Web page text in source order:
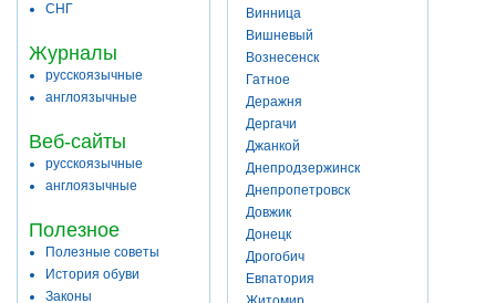
СНГ
Журналы
русскоязычные
англоязычные
Веб-сайты
русскоязычные
англоязычные
Полезное
Полезные советы
История обуви
Законы
Винница
Вишневый
Вознесенск
Гатное
Деражня
Дергачи
Джанкой
Днепродзержинск
Днепропетровск
Довжик
Донецк
Дрогобич
Евпатория